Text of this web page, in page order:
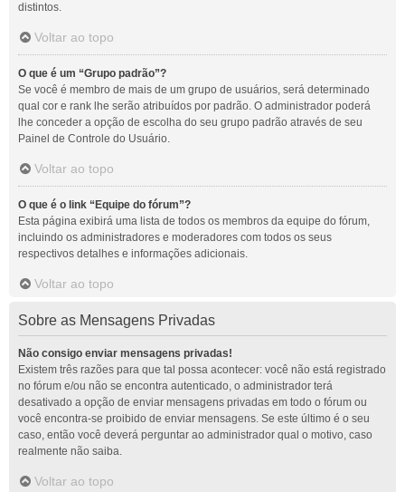
distintos.
Voltar ao topo
O que é um “Grupo padrão”?
Se você é membro de mais de um grupo de usuários, será determinado
qual cor e rank lhe serão atribuídos por padrão. O administrador poderá
lhe conceder a opção de escolha do seu grupo padrão através de seu
Painel de Controle do Usuário.
Voltar ao topo
O que é o link “Equipe do fórum”?
Esta página exibirá uma lista de todos os membros da equipe do fórum,
incluindo os administradores e moderadores com todos os seus
respectivos detalhes e informações adicionais.
Voltar ao topo
Sobre as Mensagens Privadas
Não consigo enviar mensagens privadas!
Existem três razões para que tal possa acontecer: você não está registrado
no fórum e/ou não se encontra autenticado, o administrador terá
desativado a opção de enviar mensagens privadas em todo o fórum ou
você encontra-se proibido de enviar mensagens. Se este último é o seu
caso, então você deverá perguntar ao administrador qual o motivo, caso
realmente não saiba.
Voltar ao topo